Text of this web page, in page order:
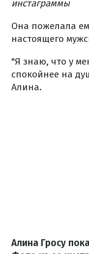
инстаграммы
Она пожелала
настоящего
"Я знаю, что у
спокойнее на
Алина.
Алина Гросу